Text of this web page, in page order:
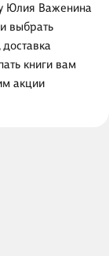
Юлия Важенина
выбрать
книги вам
акции